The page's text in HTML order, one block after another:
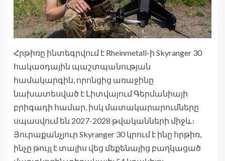
Հրթիռը ինտեգրվում է Rheinmetall-ի Skyranger 30
հակաօդային պաշտպանության
համակարգին, որոնցից առաջինը
նախատեսված է Լիտվայում Գերմանիայի
բրիգադի համար, իսկ մատակարարումները
սպասվում են 2027-2028 թվականների միջև։
Յուրաքանչյուր Skyranger 30 կրում է ինը հրթիռ,
ինչը թույլ է տալիս վեց մեքենայից բաղկացած